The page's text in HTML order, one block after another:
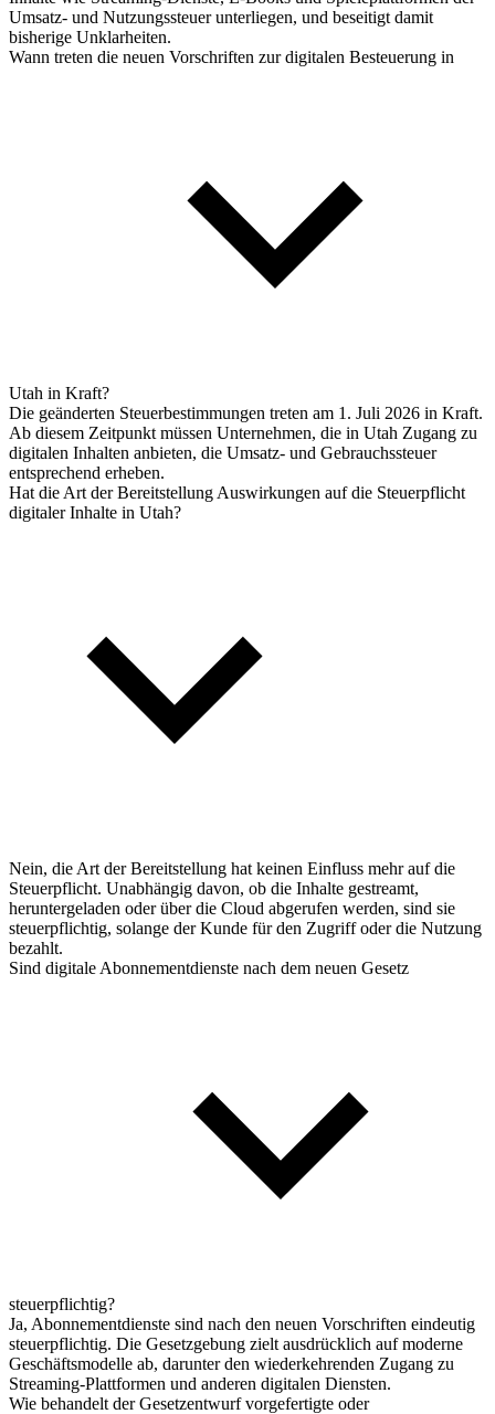
Umsatz- und Nutzungssteuer unterliegen, und beseitigt damit
bisherige Unklarheiten.
Wann treten die neuen Vorschriften zur digitalen Besteuerung in
Utah in Kraft?
Die geänderten Steuerbestimmungen treten am 1. Juli 2026 in Kraft.
Ab diesem Zeitpunkt müssen Unternehmen, die in Utah Zugang zu
digitalen Inhalten anbieten, die Umsatz- und Gebrauchssteuer
entsprechend erheben.
Hat die Art der Bereitstellung Auswirkungen auf die Steuerpflicht
digitaler Inhalte in Utah?
Nein, die Art der Bereitstellung hat keinen Einfluss mehr auf die
Steuerpflicht. Unabhängig davon, ob die Inhalte gestreamt,
heruntergeladen oder über die Cloud abgerufen werden, sind sie
steuerpflichtig, solange der Kunde für den Zugriff oder die Nutzung
bezahlt.
Sind digitale Abonnementdienste nach dem neuen Gesetz
steuerpflichtig?
Ja, Abonnementdienste sind nach den neuen Vorschriften eindeutig
steuerpflichtig. Die Gesetzgebung zielt ausdrücklich auf moderne
Geschäftsmodelle ab, darunter den wiederkehrenden Zugang zu
Streaming-Plattformen und anderen digitalen Diensten.
Wie behandelt der Gesetzentwurf vorgefertigte oder